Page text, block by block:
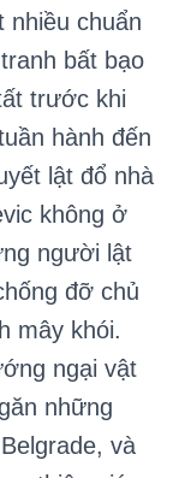
nhiều chuẩn
bất bạo
trước khi
hành đến
lật đổ nhà
không ở
người lật
đỡ chủ
mây khói.
ngại vật
những
và